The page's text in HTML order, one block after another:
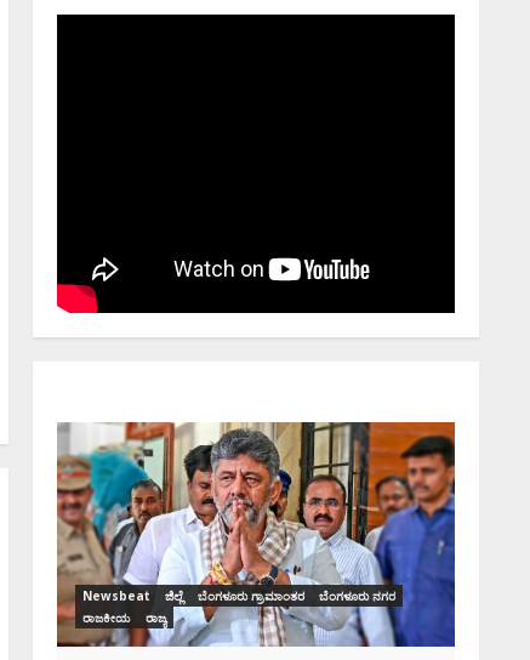
Newsbeat ಜಿಲ್ಲೆ ರಾಜಕೀಯ ರಾಜ್ಯ
ಡಿಕೆಶಿ ಜತೆ 14 ಮಂದಿ
ಪ್ರಮಾಣವಚನ ಸಾಧ್ಯತೆ.. ಇಲ್ಲಿದೆ
ಸಂಭಾವ್ಯ ಸಚಿವರ ಫೈನಲ್ ಲಿಸ್ಟ್‌!
Ashwaveega June 3, 2026 0